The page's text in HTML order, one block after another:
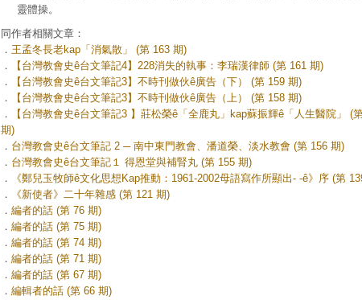
靈體操。
同作者相關文章：
． 王孟冬長老kap「消氣散」 (第 163 期)
．
【台灣教會史ê台文筆記4】228消失的執事：李瑞漢律師 (第 161 期)
．
【台灣教會史ê台文筆記3】不時刊做伙ê廣告（下） (第 159 期)
．
【台灣教會史ê台文筆記3】不時刊做伙ê廣告（上） (第 158 期)
．
【台灣教會史ê台文筆記3 】莊松榮ê「全鹿丸」kap蘇振輝ê「人生醫院」 (
期)
． 台灣教會史ê台文筆記 2 ─ 南中東門教會、潘道榮、淡水教會 (第 156 期)
． 台灣教會史ê台文筆記１ 得恩堂與補腎丸 (第 155 期)
．
《鄭兒玉牧師ê文化思想Kap推動：1961-2002母語寫作所顯出- -ê》序 (第
．
《新使者》二十年雜感 (第 121 期)
． 編者的話 (第 76 期)
． 編者的話 (第 75 期)
． 編者的話 (第 74 期)
． 編者的話 (第 71 期)
． 編者的話 (第 67 期)
． 編輯者的話 (第 66 期)